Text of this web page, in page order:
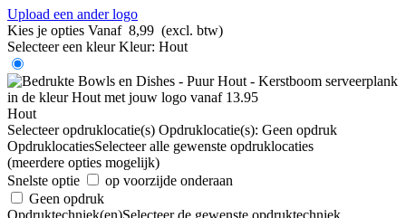
Upload een ander logo
Kies je opties Vanaf 8,99 (excl. btw)
Selecteer een kleur Kleur: Hout
Hout
Selecteer opdruklocatie(s) Opdruklocatie(s): Geen opdruk
OpdruklocatiesSelecteer alle gewenste opdruklocaties
(meerdere opties mogelijk)
Snelste optie
op voorzijde onderaan
Geen opdruk
Opdruktechniek(en)Selecteer de gewenste opdruktechniek